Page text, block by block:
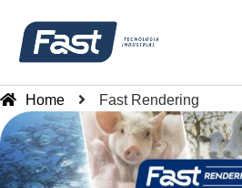
Home Fast Rendering